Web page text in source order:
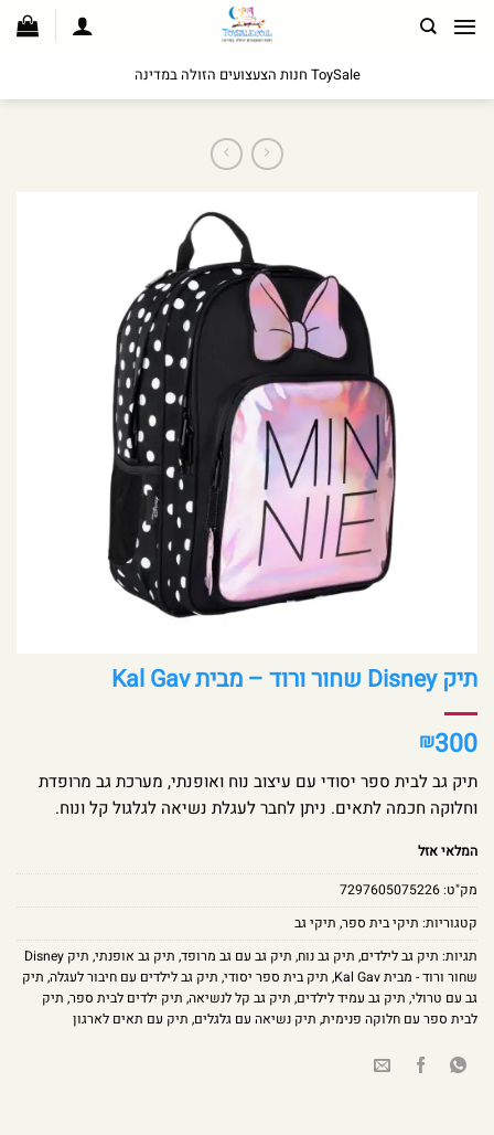
לתוכן
ToySale חנות הצעצועים הזולה במדינה
תיק Disney שחור ורוד – מבית Kal Gav
₪300
תיק גב לבית ספר יסודי עם עיצוב נוח ואופנתי, מערכת גב מרופדת
וחלוקה חכמה לתאים. ניתן לחבר לעגלת נשיאה לגלגול קל ונוח.
המלאי אזל
מק"ט:7297605075226
קטגוריות: תיקי בית ספר, תיקי גב
תגיות: תיק גב לילדים, תיק גב נוח, תיק גב עם גב מרופד, תיק גב אופנתי,
תיק Disney
שחור ורוד - מבית Kal Gav
, תיק בית ספר יסודי, תיק גב לילדים עם חיבור לעגלה, תיק
גב עם טרולי, תיק גב עמיד לילדים, תיק גב קל לנשיאה, תיק ילדים לבית ספר, תיק
לבית ספר עם חלוקה פנימית, תיק נשיאה עם גלגלים, תיק עם תאים לארגון